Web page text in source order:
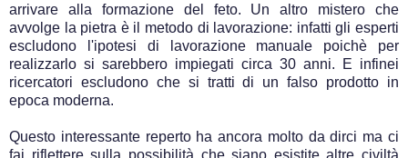
arrivare alla formazione del feto. Un altro mistero che
avvolge la pietra è il metodo di lavorazione: infatti gli esperti
escludono l'ipotesi di lavorazione manuale poichè per
realizzarlo si sarebbero impiegati circa 30 anni. E infinei
ricercatori escludono che si tratti di un falso prodotto in
epoca moderna.
Questo interessante reperto ha ancora molto da dirci ma ci
fai riflettere sulla possibilità che siano esistite altre civiltà